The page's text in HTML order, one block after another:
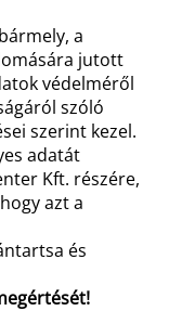
a
jutott
védelméről
szóló
szerint kezel.
adatát
Kft. részére,
azt a
és